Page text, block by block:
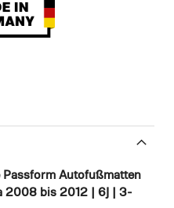
Autofußmatten
2008 bis 2012 | 6J | 3-